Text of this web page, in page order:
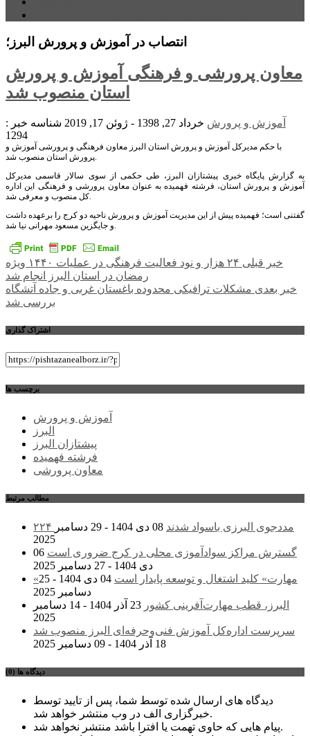
انتصاب در آموزش و پرورش البرز؛
معاون پرورشی و فرهنگی آموزش و پرورش
استان منصوب شد
آموزش و پرورش خرداد 27, 1398 - ژوئن 17, 2019
شناسه خبر :
1294
با حکم مدیرکل آموزش و پرورش استان البرز معاون فرهنگی و پرورشی آموزش و
پرورش استان منصوب شد.
به گزارش پایگاه خبری پیشتازان البرز، طی حکمی از سوی سالار قاسمی مدیرکل
آموزش و پرورش استان، فرشته فهمیده به عنوان معاون پرورشی و فرهنگی این اداره
کل منصوب و معرفی شد.
گفتنی است؛ فهمیده پیش از این مدیریت آموزش و پرورش ناحیه دو کرج را برعهده داشت
و جایگزین مسعود مهرانی نیا شد.
راهبری
نوشته
خبر قبلی
۲۴ هزار و نود فعالیت فرهنگی در عملیات ۱۴۴۰ ویژه
رمضان در استان البرز انجام شد
خبر بعدی مشکلات ترافیکی محدوده باغستان غربی و جاده آتشگاه
بررسی شد
اشتراک گذاری
برچسب ها
آموزش و پرورش
البرز
پیشتازان البرز
فرشته فهمیده
معاون پرورشی
مطالب مرتبط
۲۲۴ مددجوی البرزی باسواد شدند
08 دی 1404 - 29 دسامبر
2025
گسترش مراکز سوادآموزی محلی در کرج ضروری است 06
دی 1404 - 27 دسامبر 2025
«مهارت» کلید اشتغال و توسعه پایدار است
04 دی 1404 - 25
دسامبر 2025
البرز، قطب مهارت‌آفرینی کشور
23 آذر 1404 - 14 دسامبر
2025
سرپرست اداره‌کل آموزش فنی‌وحرفه‌ای البرز منصوب شد
18 آذر 1404 - 09 دسامبر 2025
دیدگاه ها (0)
دیدگاه های ارسال شده توسط شما، پس از تایید توسط
خبرگزاری الف در وب منتشر خواهد شد.
پیام هایی که حاوی تهمت یا افترا باشد منتشر نخواهد شد.